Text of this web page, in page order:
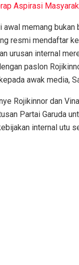
Aspirasi
awal memang
resmi mendaftar
urusan internal
paslon
awak media,
Rojikinnor dan
Partai Garuda
internal utu